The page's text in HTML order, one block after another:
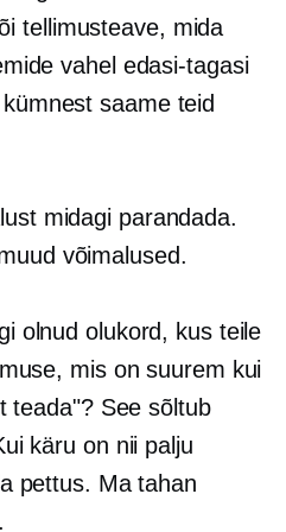
tellimusteave, mida
vahel edasi-tagasi
saame teid
midagi parandada.
võimalused.
olnud olukord, kus teile
mis on suurem kui
teada"? See sõltub
käru on nii palju
pettus. Ma tahan